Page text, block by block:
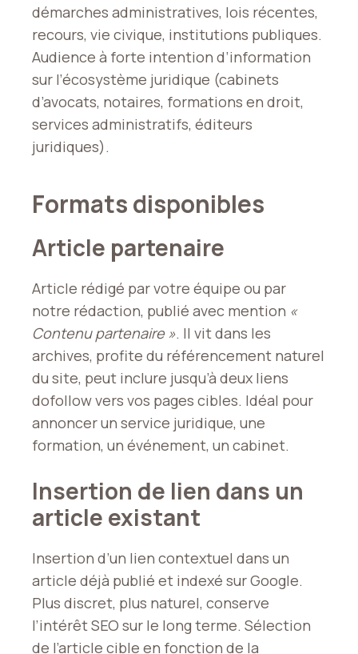
démarches administratives, lois récentes,
recours, vie civique, institutions publiques.
Audience à forte intention d’information
sur l’écosystème juridique (cabinets
d’avocats, notaires, formations en droit,
services administratifs, éditeurs
juridiques).
Formats disponibles
Article partenaire
Article rédigé par votre équipe ou par
notre rédaction, publié avec mention «
Contenu partenaire ». Il vit dans les
archives, profite du référencement naturel
du site, peut inclure jusqu’à deux liens
dofollow vers vos pages cibles. Idéal pour
annoncer un service juridique, une
formation, un événement, un cabinet.
Insertion de lien dans un
article existant
Insertion d’un lien contextuel dans un
article déjà publié et indexé sur Google.
Plus discret, plus naturel, conserve
l’intérêt SEO sur le long terme. Sélection
de l’article cible en fonction de la